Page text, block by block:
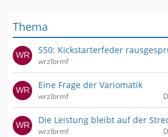
Thema
S50: Kickstarterfeder
wrzlbrmf
Eine Frage der Variomatik
wrzlbrmf
Die Leistung bleibt auf der
wrzlbrmf